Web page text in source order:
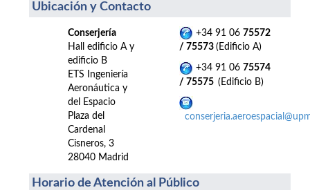
Ubicación y Contacto
Conserjería
Hall edificio A y
edificio B
ETS Ingeniería
Aeronáutica y
del Espacio
Plaza del
Cardenal
Cisneros, 3
28040 Madrid
+34 91 06 75572
/ 75573 (Edificio A)
+34 91 06 75574
/ 75575 (Edificio B)
Horario de Atención al Público